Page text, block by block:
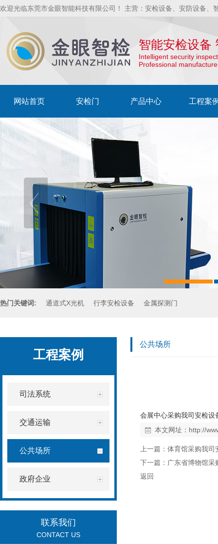
欢迎光临东莞市金眼智能科技有限公司！ 主营：安检设备、安防设备
智能安检设备
Intelligent security
Professional
网站首页 安检门 产品中心 工程案
热门关键词: 通道式X光机 行李安检设备 金属探测门
工程案例
司法系统
交通运输
公共场所
政府企业
联系我们
CONTACT US
公共场所
会展中心采购我司安检设
本文网址： http://
上一篇： 体育馆采购我司
下一篇： 广东省博物馆采
返回